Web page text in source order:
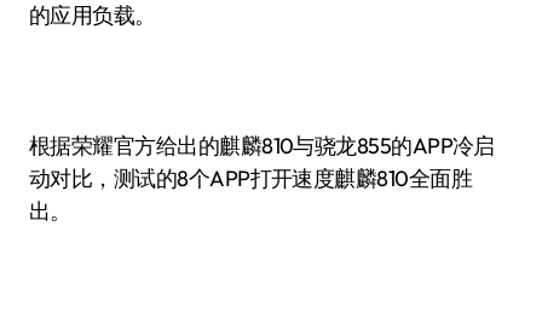
的应用负载。
根据荣耀官方给出的麒麟810与骁龙855的APP冷启
动对比，测试的8个APP打开速度麒麟810全面胜
出。